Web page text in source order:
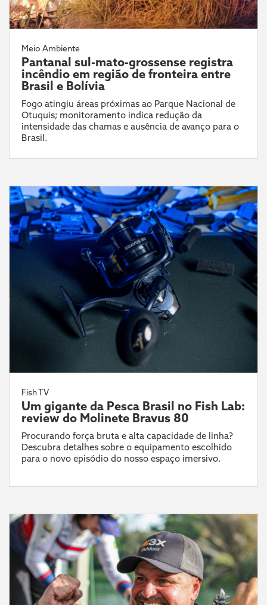
Meio Ambiente
Pantanal sul-mato-grossense registra
incêndio em região de fronteira entre
Brasil e Bolívia
Fogo atingiu áreas próximas ao Parque Nacional de
Otuquis; monitoramento indica redução da
intensidade das chamas e ausência de avanço para o
Brasil.
Fish TV
Um gigante da Pesca Brasil no Fish Lab:
review do Molinete Bravus 80
Procurando força bruta e alta capacidade de linha?
Descubra detalhes sobre o equipamento escolhido
para o novo episódio do nosso espaço imersivo.